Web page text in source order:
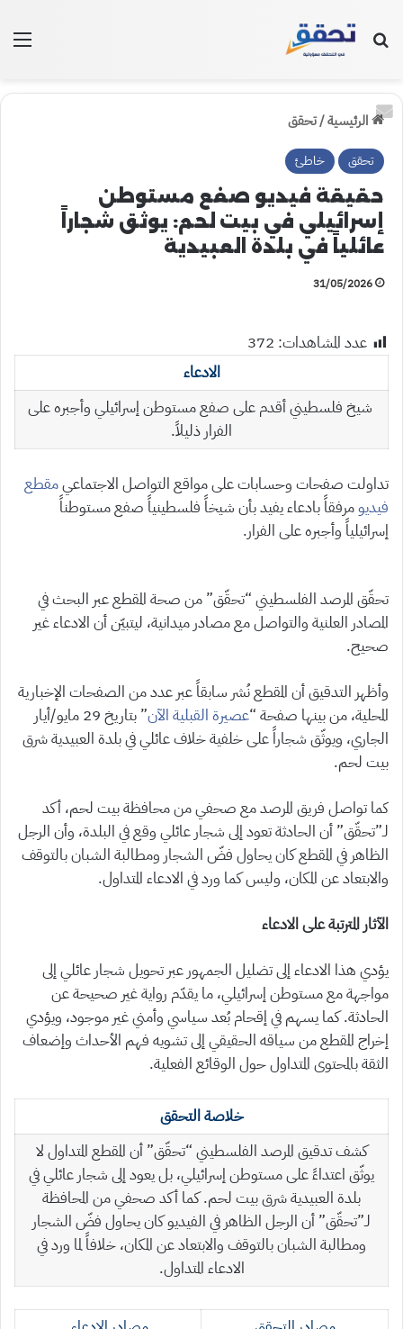
بحث عن
الرئيسية/تحقق
تحقق خاطئ
حقيقة فيديو صفع مستوطن
إسرائيلي في بيت لحم: يوثق شجاراً
عائلياً في بلدة العبيدية
31/05/2026
عدد المشاهدات: 372
الادعاء
شيخ فلسطيني أقدم على صفع مستوطن إسرائيلي وأجبره على
الفرار ذليلاً.
تداولت صفحات وحسابات على مواقع التواصل الاجتماعيمقطع
فيديومرفقاً بادعاء يفيد بأن شيخاً فلسطينياً صفع مستوطناً
إسرائيلياً وأجبره على الفرار.
تحقّق المرصد الفلسطيني “تحقّق” من صحة المقطع عبر البحث في
المصادر العلنية والتواصل مع مصادر ميدانية، ليتبيّن أن الادعاء غير
صحيح.
وأظهر التدقيق أن المقطع نُشر سابقاً عبر عدد من الصفحات الإخبارية
المحلية، من بينها صفحة “عصيرة القبلية الآن
” بتاريخ 29 مايو/أيار
الجاري، ويوثّق شجاراً على خلفية خلاف عائلي في بلدة العبيدية شرق
بيت لحم.
كما تواصل فريق المرصد مع صحفي من محافظة بيت لحم، أكد
لـ”تحقّق” أن الحادثة تعود إلى شجار عائلي وقع في البلدة، وأن الرجل
الظاهر في المقطع كان يحاول فضّ الشجار ومطالبة الشبان بالتوقف
والابتعاد عن المكان، وليس كما ورد في الادعاء المتداول.
الآثار المترتبة على الادعاء
يؤدي هذا الادعاء إلى تضليل الجمهور عبر تحويل شجار عائلي إلى
مواجهة مع مستوطن إسرائيلي، ما يقدّم رواية غير صحيحة عن
الحادثة. كما يسهم في إقحام بُعد سياسي وأمني غير موجود، ويؤدي
إخراج المقطع من سياقه الحقيقي إلى تشويه فهم الأحداث وإضعاف
الثقة بالمحتوى المتداول حول الوقائع الفعلية.
خلاصة التحقق
كشف تدقيق المرصد الفلسطيني “تحقّق” أن المقطع المتداول لا
يوثّق اعتداءً على مستوطن إسرائيلي، بل يعود إلى شجار عائلي في
بلدة العبيدية شرق بيت لحم. كما أكد صحفي من المحافظة
لـ”تحقّق” أن الرجل الظاهر في الفيديو كان يحاول فضّ الشجار
ومطالبة الشبان بالتوقف والابتعاد عن المكان، خلافاً لما ورد في
الادعاء المتداول.